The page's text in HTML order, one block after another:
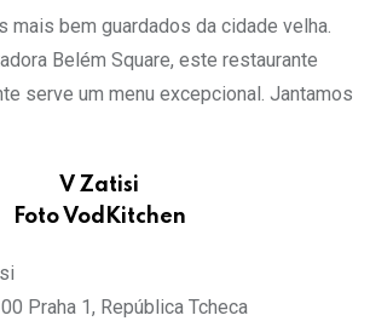
mais bem guardados da cidade velha.
Belém Square, este restaurante
serve um menu excepcional. Jantamos
V Zatisi
Foto VodKitchen
Praha 1, República Tcheca